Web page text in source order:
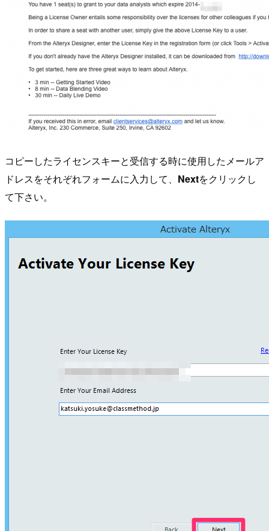
コピーしたライセンスキーと受信する時に使用したメールア
ドレスをそれぞれフォームに入力して、 Nextをクリックし
て下さい。